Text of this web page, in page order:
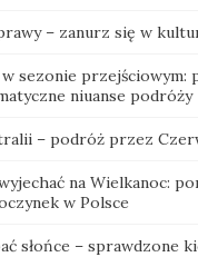
– zanurz się w
sezonie przejściowym:
niuanse podróży
– podróż przez
na Wielkanoc:
w Polsce
słońce – sprawdzone